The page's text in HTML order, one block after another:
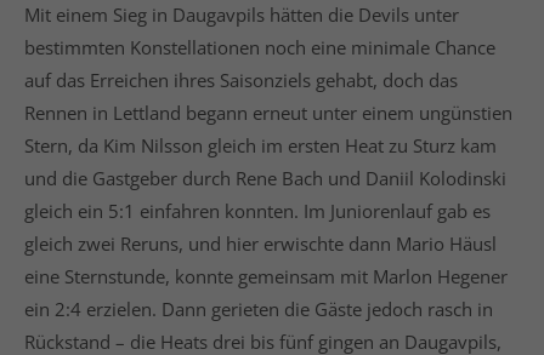
Mit einem Sieg in Daugavpils hätten die Devils unter
bestimmten Konstellationen noch eine minimale Chance
auf das Erreichen ihres Saisonziels gehabt, doch das
Rennen in Lettland begann erneut unter einem ungünstien
Stern, da Kim Nilsson gleich im ersten Heat zu Sturz kam
und die Gastgeber durch Rene Bach und Daniil Kolodinski
gleich ein 5:1 einfahren konnten. Im Juniorenlauf gab es
gleich zwei Reruns, und hier erwischte dann Mario Häusl
eine Sternstunde, konnte gemeinsam mit Marlon Hegener
ein 2:4 erzielen. Dann gerieten die Gäste jedoch rasch in
Rückstand – die Heats drei bis fünf gingen an Daugavpils,